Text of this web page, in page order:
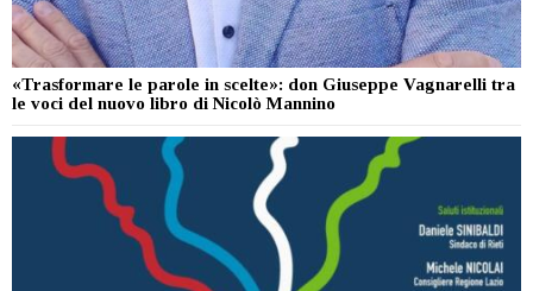
«Trasformare le parole in scelte»: don Giuseppe Vagnarelli tra
le voci del nuovo libro di Nicolò Mannino